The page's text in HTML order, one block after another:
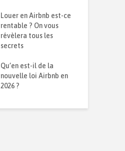
Louer en Airbnb est-ce
rentable ? On vous
révèlera tous les
secrets
Qu’en est-il de la
nouvelle loi Airbnb en
2026 ?